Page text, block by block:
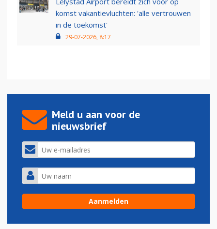
komst vakantievluchten: 'alle vertrouwen
in de toekomst'
29-07-2026, 8:17
Meld u aan voor de
nieuwsbrief